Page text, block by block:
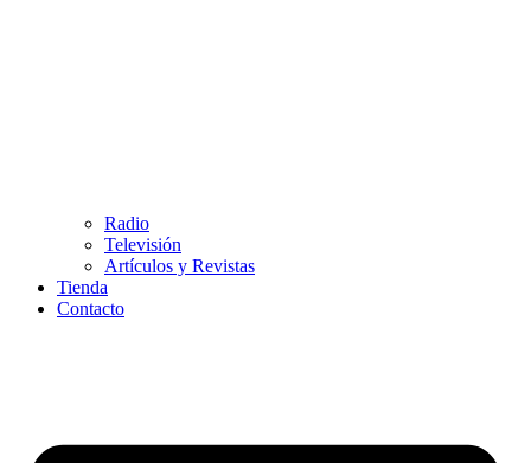
Radio
Televisión
Artículos y Revistas
Tienda
Contacto